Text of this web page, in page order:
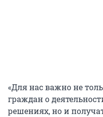
«Для нас важно не
граждан о
решениях, но и